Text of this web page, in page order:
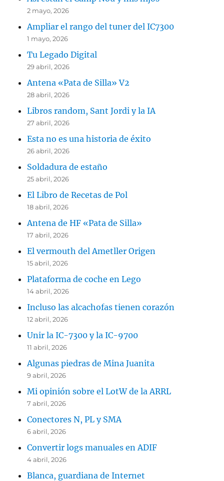
2 mayo, 2026
Ampliar el rango del tuner del IC7300
1 mayo, 2026
Tu Legado Digital
29 abril, 2026
Antena «Pata de Silla» V2
28 abril, 2026
Libros random, Sant Jordi y la IA
27 abril, 2026
Esta no es una historia de éxito
26 abril, 2026
Soldadura de estaño
25 abril, 2026
El Libro de Recetas de Pol
18 abril, 2026
Antena de HF «Pata de Silla»
17 abril, 2026
El vermouth del Ametller Origen
15 abril, 2026
Plataforma de coche en Lego
14 abril, 2026
Incluso las alcachofas tienen corazón
12 abril, 2026
Unir la IC-7300 y la IC-9700
11 abril, 2026
Algunas piedras de Mina Juanita
9 abril, 2026
Mi opinión sobre el LotW de la ARRL
7 abril, 2026
Conectores N, PL y SMA
6 abril, 2026
Convertir logs manuales en ADIF
4 abril, 2026
Blanca, guardiana de Internet